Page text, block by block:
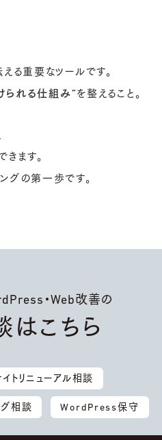
る重要なツールです。
られる仕組み” を整えること。
ます。
グの第一歩です。
・Web改善の
こちら
イトリニューアル相談
グ相談 WordPress保守